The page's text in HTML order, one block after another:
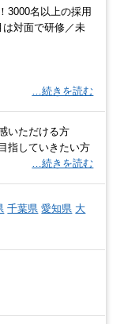
3000名以上の採用
対面で研修／未
…続きを読む
いただける方
指していきたい方
…続きを読む
千葉県 愛知県 大